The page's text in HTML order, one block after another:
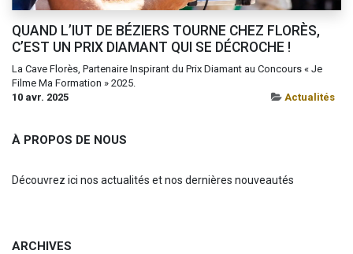
QUAND L’IUT DE BÉZIERS TOURNE CHEZ FLORÈS,
C’EST UN PRIX DIAMANT QUI SE DÉCROCHE !
La Cave Florès, Partenaire Inspirant du Prix Diamant au Concours « Je
Filme Ma Formation » 2025.
10 avr. 2025
Actualités
À PROPOS DE NOUS
Découvrez ici nos actualités et nos dernières nouveautés
ARCHIVES